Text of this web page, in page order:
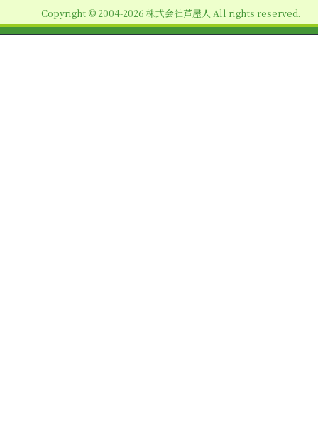
Copyright © 2004-2026 株式会社芦屋人 All rights reserved.